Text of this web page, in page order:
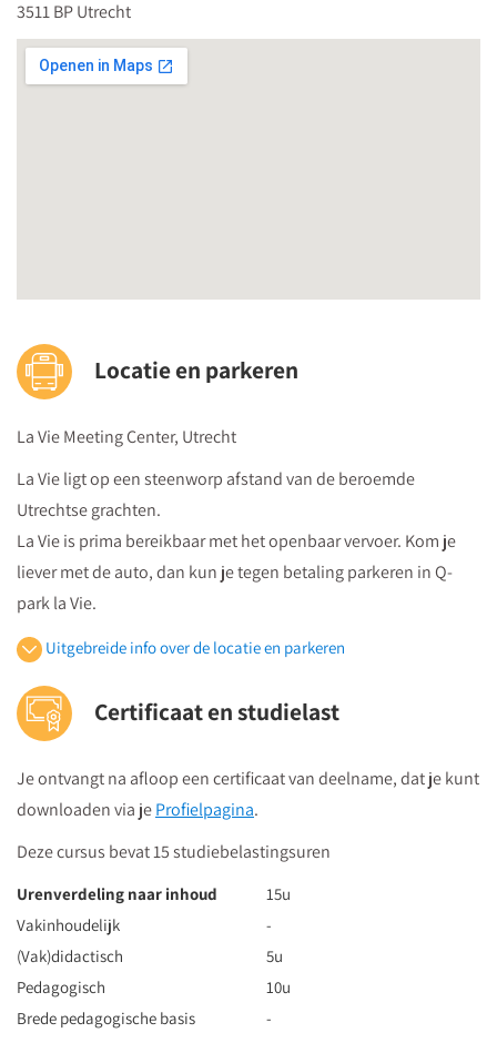
3511 BP Utrecht
Locatie en parkeren
La Vie Meeting Center, Utrecht
La Vie ligt op een steenworp afstand van de beroemde
Utrechtse grachten.
La Vie is prima bereikbaar met het openbaar vervoer. Kom je
liever met de auto, dan kun je tegen betaling parkeren in Q-
park la Vie.
Je volgt vanuit Utrecht Centraal Station de bewegwijzeringborden
vervolgens vanuit winkelcentrum "Hoog Catharijne" volgt u de
borden "Vredenburg".
Regardz La Vie Utrecht bevindt zich tegenover het Vredenburg
St.Jacobsstraat/Lange Viestraat.
Je kunt het meeting center bereiken via
kantorencomplex "La Vie" aan de St. Jacobsstraat
borden op de 4e etage zie je in welke zaal je moet zijn en daar
kun je dan direct naartoe.
Uitgebreide info over de locatie en parkeren
Certificaat en studielast
Je ontvangt na afloop een certificaat van deelname, dat je kunt
downloaden via jeProfielpagina.
Deze cursus bevat 15 studiebelastingsuren
Urenverdeling naar inhoud
15u
Vakinhoudelijk
-
(Vak)didactisch
5u
Pedagogisch
10u
Brede pedagogische basis
-